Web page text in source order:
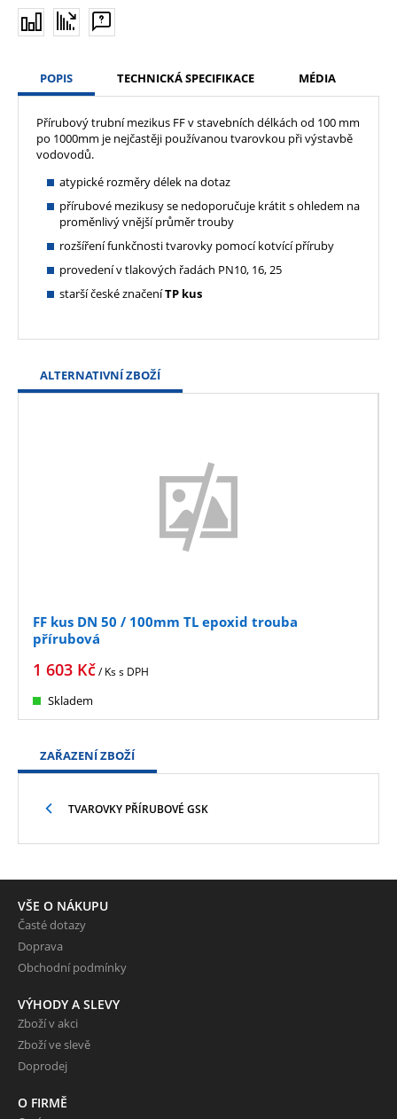
POPIS TECHNICKÁ SPECIFIKACE MÉDIA
Přírubový trubní mezikus FF v stavebních délkách od 100 mm
po 1000mm je nejčastěji používanou tvarovkou při výstavbě
vodovodů.
atypické rozměry délek na dotaz
přírubové mezikusy se nedoporučuje krátit s ohledem na
proměnlivý vnější průměr trouby
rozšíření funkčnosti tvarovky pomocí kotvící příruby
provedení v tlakových řadách PN10, 16, 25
starší české značeníTP kus
ALTERNATIVNÍ ZBOŽÍ
FF kus DN 50 / 100mm TL epoxid trouba
přírubová
1 603 Kč/ Kss DPH
Skladem
ZAŘAZENÍ ZBOŽÍ
TVAROVKY PŘÍRUBOVÉ GSK
VŠE O NÁKUPU
Časté dotazy
Doprava
Obchodní podmínky
VÝHODY A SLEVY
Zboží v akci
Zboží ve slevě
Doprodej
O FIRMĚ